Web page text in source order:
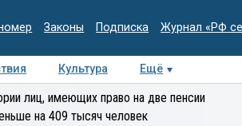
Законы Подписка Журнал «РФ
Культура
Ещё
Интервью Колумнисты
лиц, имеющих право на две пенсии
на 409 тысяч человек